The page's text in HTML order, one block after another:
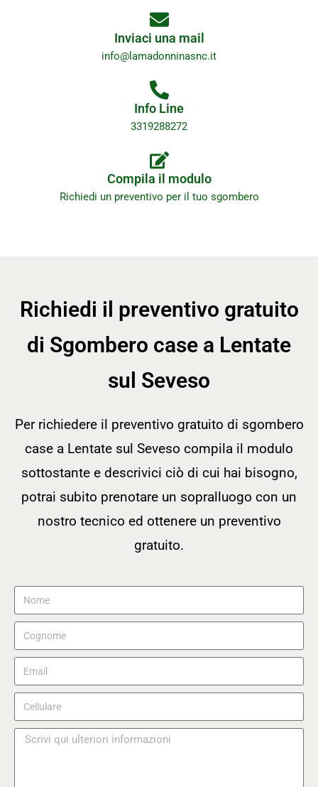
Inviaci una mail
info@lamadonninasnc.it
Info Line
3319288272
Compila il modulo
Richiedi un preventivo per il tuo sgombero
Richiedi il preventivo gratuito
di Sgombero case a Lentate
sul Seveso
Per richiedere il preventivo gratuito di sgombero
case a Lentate sul Seveso compila il modulo
sottostante e descrivici ciò di cui hai bisogno,
potrai subito prenotare un sopralluogo con un
nostro tecnico ed ottenere un preventivo
gratuito.